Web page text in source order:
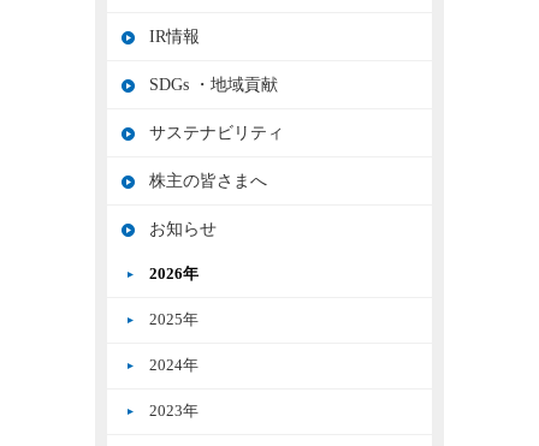
IR情報
SDGs ・地域貢献
サステナビリティ
株主の皆さまへ
お知らせ
2026年
2025年
2024年
2023年